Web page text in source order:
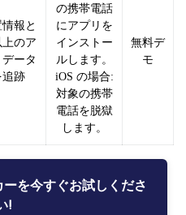
報と
上のア
データ
追跡
の携帯電話
にアプリを
インストー
ルします。
iOS の場合:
対象の携帯
電話を脱獄
します。
無料デ
モ
を今すぐお試しくださ
!